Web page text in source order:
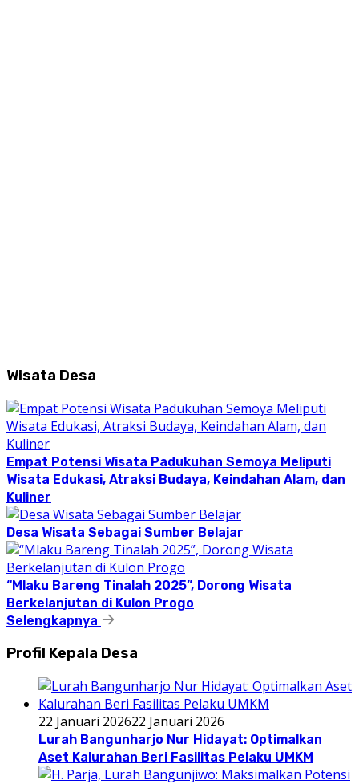
Wisata Desa
Empat Potensi Wisata Padukuhan Semoya Meliputi
Wisata Edukasi, Atraksi Budaya, Keindahan Alam, dan
Kuliner
Desa Wisata Sebagai Sumber Belajar
“Mlaku Bareng Tinalah 2025”, Dorong Wisata
Berkelanjutan di Kulon Progo
Selengkapnya
Profil Kepala Desa
22 Januari 202622 Januari 2026
Lurah Bangunharjo Nur Hidayat: Optimalkan
Aset Kalurahan Beri Fasilitas Pelaku UMKM